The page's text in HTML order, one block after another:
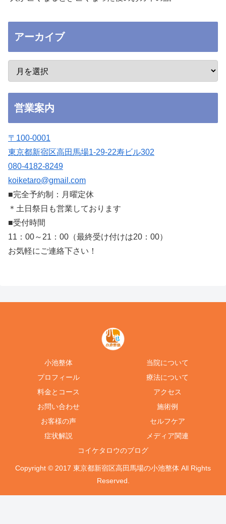
アーカイブ
営業案内
〒100-0001
東京都新宿区高田馬場1-29-22寿ビル302
080-4182-8249
koiketaro@gmail.com
■完全予約制：月曜定休
＊土日祭日も営業しております
■受付時間
11：00～21：00（最終受け付けは20：00）
お気軽にご連絡下さい！
小池整体
当院について
プロフィール
療法について
料金とコース
アクセス
お問い合わせ
施術例
お客様の声
セルフケア
症状解説
メディア関連
コイケタロウのブログ
Copyright © 2017 東京都新宿区高田馬場の小池整体 All Rights
Reserved.